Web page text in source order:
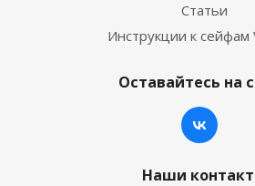
Статьи
Инструкции к сейфам
Оставайтесь на
Наши